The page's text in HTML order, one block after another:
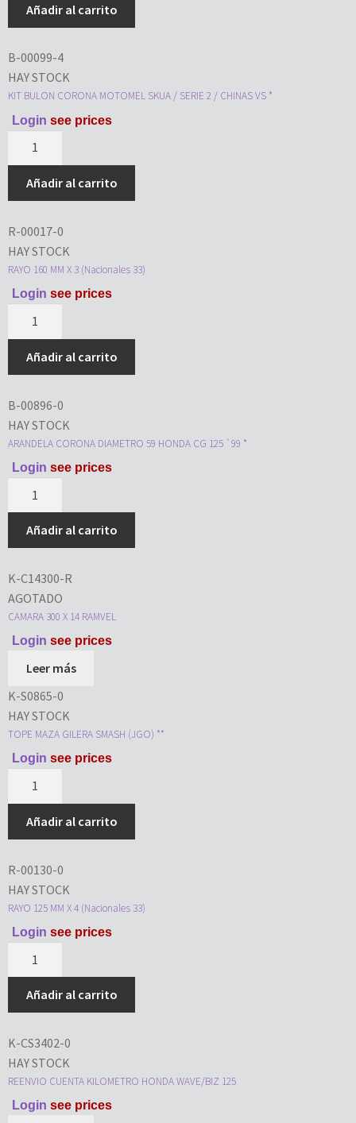
Añadir al carrito
B-00099-4
HAY STOCK
KIT BULON CORONA MOTOMEL SKUA / SERIE 2 / CHINAS VS *
Login see prices
Añadir al carrito
R-00017-0
HAY STOCK
RAYO 160 MM X 3 (Nacionales 33)
Login see prices
Añadir al carrito
B-00896-0
HAY STOCK
ARANDELA CORONA DIAMETRO 59 HONDA CG 125 `99 *
Login see prices
Añadir al carrito
K-C14300-R
AGOTADO
CAMARA 300 X 14 RAMVEL
Login see prices
Leer más
K-S0865-0
HAY STOCK
TOPE MAZA GILERA SMASH (JGO) **
Login see prices
Añadir al carrito
R-00130-0
HAY STOCK
RAYO 125 MM X 4 (Nacionales 33)
Login see prices
Añadir al carrito
K-CS3402-0
HAY STOCK
REENVIO CUENTA KILOMETRO HONDA WAVE/BIZ 125
Login see prices